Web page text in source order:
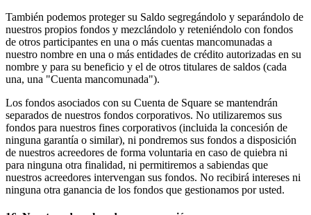
También podemos proteger su Saldo segregándolo y separándolo de
nuestros propios fondos y mezclándolo y reteniéndolo con fondos
de otros participantes en una o más cuentas mancomunadas a
nuestro nombre en una o más entidades de crédito autorizadas en su
nombre y para su beneficio y el de otros titulares de saldos (cada
una, una "Cuenta mancomunada").
Los fondos asociados con su Cuenta de Square se mantendrán
separados de nuestros fondos corporativos. No utilizaremos sus
fondos para nuestros fines corporativos (incluida la concesión de
ninguna garantía o similar), ni pondremos sus fondos a disposición
de nuestros acreedores de forma voluntaria en caso de quiebra ni
para ninguna otra finalidad, ni permitiremos a sabiendas que
nuestros acreedores intervengan sus fondos. No recibirá intereses ni
ninguna otra ganancia de los fondos que gestionamos por usted.